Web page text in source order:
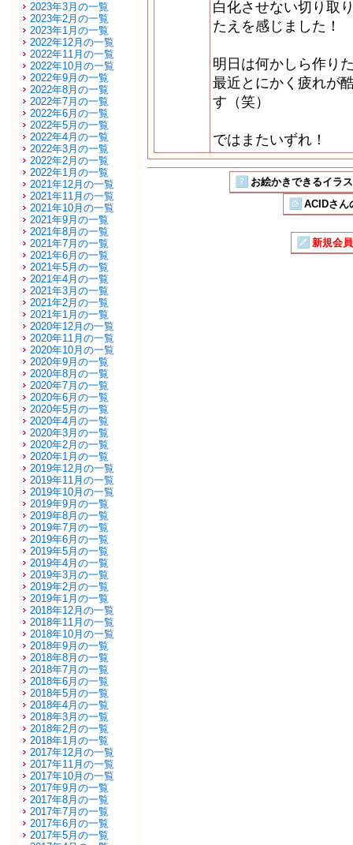
2023年3月の一覧
2023年2月の一覧
2023年1月の一覧
2022年12月の一覧
2022年11月の一覧
2022年10月の一覧
2022年9月の一覧
2022年8月の一覧
2022年7月の一覧
2022年6月の一覧
2022年5月の一覧
2022年4月の一覧
2022年3月の一覧
2022年2月の一覧
2022年1月の一覧
2021年12月の一覧
2021年11月の一覧
2021年10月の一覧
2021年9月の一覧
2021年8月の一覧
2021年7月の一覧
2021年6月の一覧
2021年5月の一覧
2021年4月の一覧
2021年3月の一覧
2021年2月の一覧
2021年1月の一覧
2020年12月の一覧
2020年11月の一覧
2020年10月の一覧
2020年9月の一覧
2020年8月の一覧
2020年7月の一覧
2020年6月の一覧
2020年5月の一覧
2020年4月の一覧
2020年3月の一覧
2020年2月の一覧
2020年1月の一覧
2019年12月の一覧
2019年11月の一覧
2019年10月の一覧
2019年9月の一覧
2019年8月の一覧
2019年7月の一覧
2019年6月の一覧
2019年5月の一覧
2019年4月の一覧
2019年3月の一覧
2019年2月の一覧
2019年1月の一覧
2018年12月の一覧
2018年11月の一覧
2018年10月の一覧
2018年9月の一覧
2018年8月の一覧
2018年7月の一覧
2018年6月の一覧
2018年5月の一覧
2018年4月の一覧
2018年3月の一覧
2018年2月の一覧
2018年1月の一覧
2017年12月の一覧
2017年11月の一覧
2017年10月の一覧
2017年9月の一覧
2017年8月の一覧
2017年7月の一覧
2017年6月の一覧
2017年5月の一覧
白化させない切り取
たえを感じました！
明日は何かしら作り
最近とにかく疲れが
す（笑）
ではまたいずれ！
お絵かきできるイラ
ACIDさん
新規会